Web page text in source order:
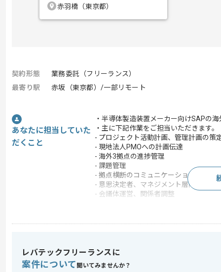
赤羽橋（東京都）
契約形態
業務委託（フリーランス）
最寄り駅
赤坂（東京都）/一部リモート
あなたに担当していた
だくこと
・半導体製造装置メーカー向けSAPの
・主に下記作業をご担当いただきます。
- プロジェクト活動計画、管理計画の策
- 現地法人PMOへの計画伝達
- 海外3拠点の進捗管理
- 課題管理
- 拠点横断のコミュニケーション支援
- 意思決定者、マネジメント層向け資料
- 会議体運営、関係者調整
レバテックフリーランスに
案件について 聞いてみませんか？